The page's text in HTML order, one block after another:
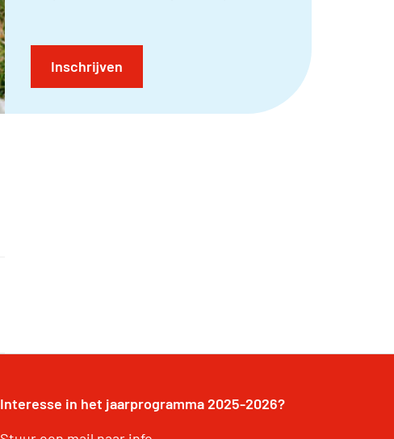
Inschrijven
Interesse in het jaarprogramma 2025-2026?